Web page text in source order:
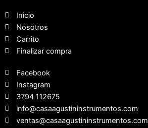
Inicio
Nosotros
Carrito
Finalizar compra
Facebook
Instagram
3794 112675
info@casaagustininstrumentos.com
ventas@casaagustininstrumentos.com